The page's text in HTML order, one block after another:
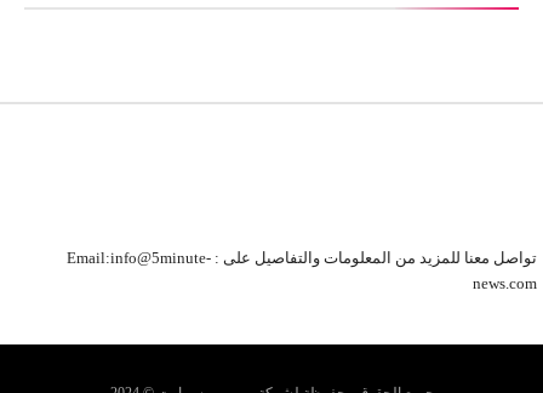
تواصل معنا للمزيد من المعلومات والتفاصيل على : Email:info@5minute-
news.com